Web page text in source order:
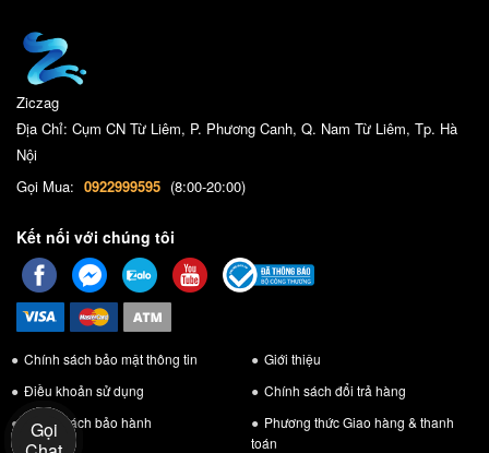
Ziczag
Địa Chỉ: Cụm CN Từ Liêm, P. Phương Canh, Q. Nam Từ Liêm, Tp. Hà
Nội
Gọi Mua: 0922999595 (8:00-20:00)
Kết nối với chúng tôi
Chính sách bảo mật thông tin
Giới thiệu
Điều khoản sử dụng
Chính sách đổi trả hàng
Chính sách bảo hành
Phương thức Giao hàng & thanh
toán
Gọi